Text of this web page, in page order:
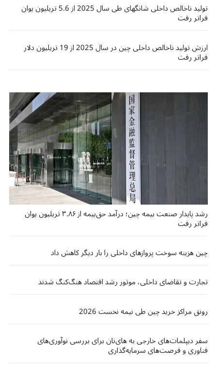
تولید ناخالص داخلی شانگهای طی سال 2025 از 5.6 تریلیون یوان
فراتر رفت
ارزش تولید ناخالص داخلی چین در سال 2025 از 19 تریلیون دلار
فراتر رفت
رشد پایدار صنعت بیمه چین؛ درآمد حق‌بیمه از ۳.۸۶ تریلیون یوان
فراتر رفت
چین هزینه سوخت پروازهای داخلی را بار دیگر کاهش داد
تجارت و تقاضای داخلی، موتور رشد اقتصاد هنگ‌کنگ شدند
رونق مراکز خرید چین طی نیمه نخست 2026
سفر دیپلمات‌های خارجی به های‌نان برای بررسی نوآوری‌های
فناوری و فرصت‌های سرمایه‌گذاری